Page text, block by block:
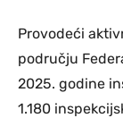
Provodeći
području
2025. godine
1.180